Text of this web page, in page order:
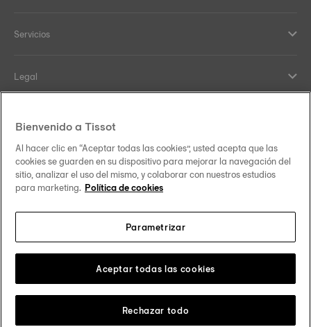
Servicios
Legal
Our commitments
Follow us on social media
Change country Tissot Copyrights 2026
Bienvenido a Tissot
Al hacer clic en “Aceptar todas las cookies”, usted acepta que las
cookies se guarden en su dispositivo para mejorar la navegación del
sitio, analizar el uso del mismo, y colaborar con nuestros estudios
para marketing. Política de cookies
Parametrizar
Rechazar todo
Aceptar todas las cookies